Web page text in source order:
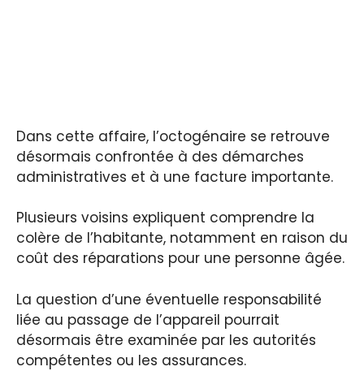
Dans cette affaire, l’octogénaire se retrouve
désormais confrontée à des démarches
administratives et à une facture importante.
Plusieurs voisins expliquent comprendre la
colère de l’habitante, notamment en raison du
coût des réparations pour une personne âgée.
La question d’une éventuelle responsabilité
liée au passage de l’appareil pourrait
désormais être examinée par les autorités
compétentes ou les assurances.